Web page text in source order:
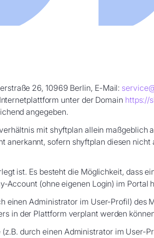
26, 10969 Berlin, E-Mail:
unter der Domain https://
angegeben.
mit shyftplan allein maßgeblich
anerkannt, sofern shyftplan diesen
ist. Es besteht die Möglichkeit, dass
Account (ohne eigenen Login) im Portal
einen Administrator im User-Profil) des
in der Plattform verplant werden
durch einen Administrator im User-